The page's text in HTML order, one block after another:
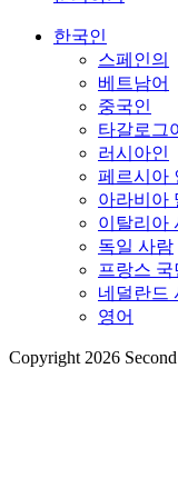
한국인
스페인의
베트남어
중국인
타갈로그
러시아인
페르시아
아라비아
이탈리아
독일 사람
프랑스 국
네덜란드
영어
Copyright 2026